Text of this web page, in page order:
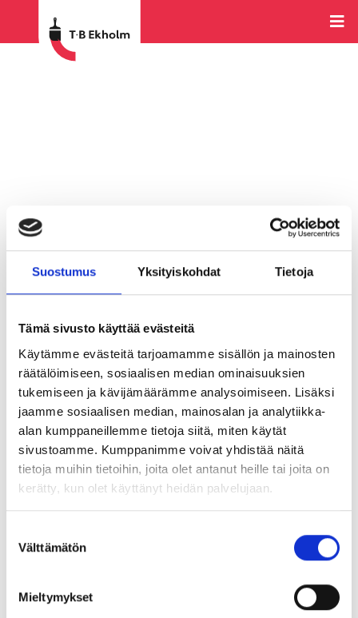
Suostumus Yksityiskohdat Tietoja
Tämä sivusto käyttää evästeitä
Käytämme evästeitä tarjoamamme sisällön ja mainosten
räätälöimiseen, sosiaalisen median ominaisuuksien
tukemiseen ja kävijämäärämme analysoimiseen. Lisäksi
jaamme sosiaalisen median, mainosalan ja analytiikka-
alan kumppaneillemme tietoja siitä, miten käytät
sivustoamme. Kumppanimme voivat yhdistää näitä
tietoja muihin tietoihin, joita olet antanut heille tai joita on
kerätty, kun olet käyttänyt heidän palvelujaan.
valinta
Välttämätön
Mieltymykset